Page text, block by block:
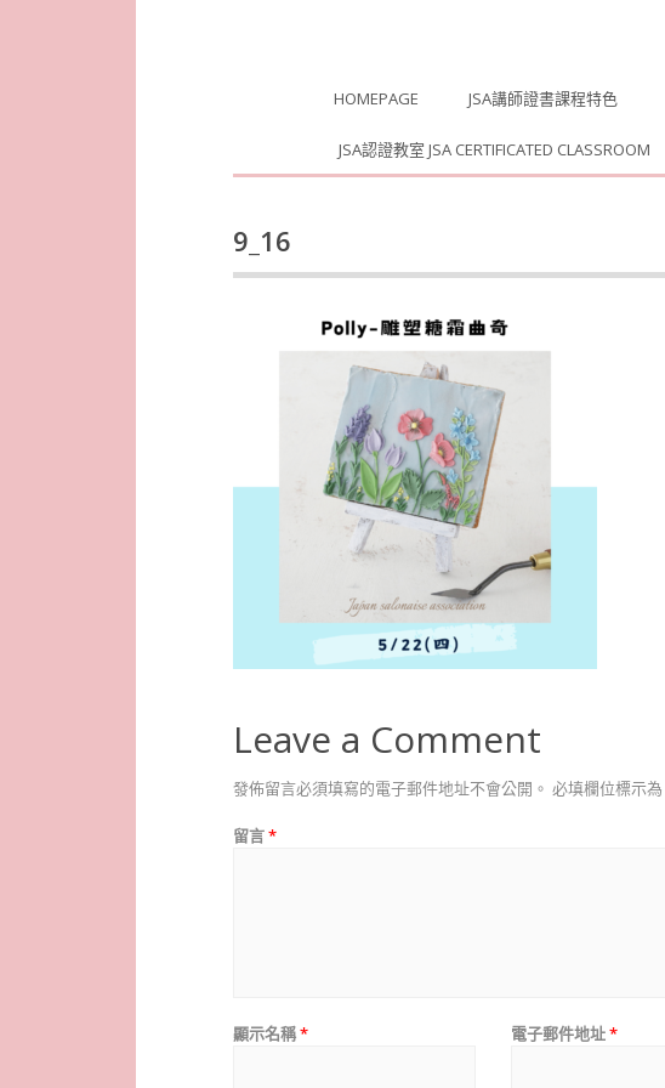
HOMEPAGE JSA講師證書課程特色
JSA認證教室 JSA CERTIFICATED CLASSROOM
9_16
Leave a Comment
發佈留言必須填寫的電子郵件地址不會公開。 必填欄位標示為
留言*
顯示名稱* 電子郵件地址*